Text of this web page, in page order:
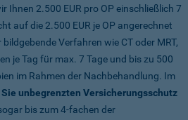
Ihnen 2.500 EUR pro OP einschließlich 7
auf die 2.500 EUR je OP angerechnet
Verfahren wie CT oder MRT,
je Tag für max. 7 Tage und bis zu 500
im Rahmen der Nachbehandlung. Im
unbegrenzten Versicherungsschutz
bis zum 4-fachen der